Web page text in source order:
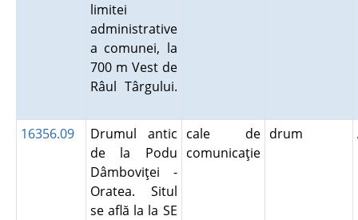
limitei
administrative
a comunei, la
700 m Vest de
Râul Târgului.
16356.09
Drumul antic
de la Podu
Dâmboviţei -
Oratea. Situl
se află la la SE
cale de
comunicaţie
drum